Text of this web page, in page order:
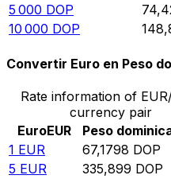
5 000 DOP
10 000 DOP
Convertir Euro en Peso
Rate information of
currency pair
EuroEUR Peso
1 EUR 67,1798 DOP
5 EUR 335,899 DOP